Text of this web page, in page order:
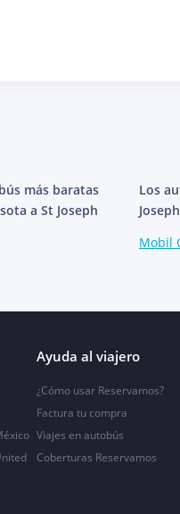
más baratas
a St Joseph
Los
Mobil
Ayuda al viajero
¿Cómo usar Reservamos?
Factura tu compra
Viajes en autobús
Coberturas Reservamos